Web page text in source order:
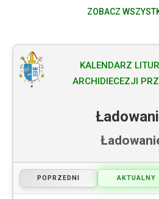
ZOBACZ
KALENDARZ
ARCHIDIECEZJI
POPRZEDNI AKTUALNY